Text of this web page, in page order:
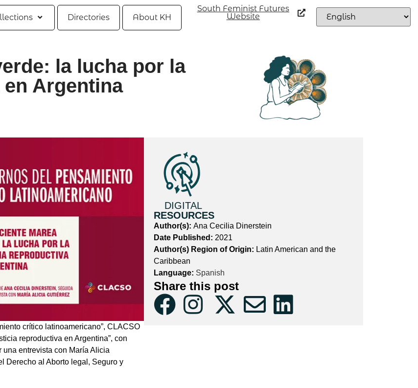
Directories About KH
South Feminist Futures
Website
la lucha por la
Argentina
crítico latinoamericano”, CLACSO
reproductiva en Argentina”, con
entrevista con María Alicia
Derecho al Aborto legal, Seguro y
DIGITAL
RESOURCES
Author(s): Ana Cecilia Dinerstein
Date Published: 2021
Author(s) Region of Origin: Latin American and the
Caribbean
Language: Spanish
Share this post